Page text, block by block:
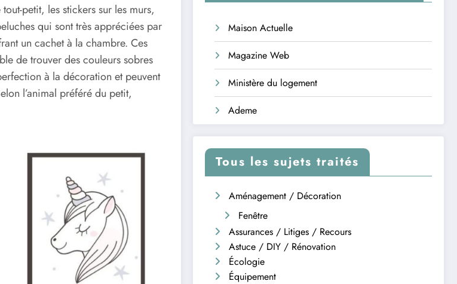
petit, les stickers sur les murs,
qui sont très appréciées par
un cachet à la chambre. Ces
de trouver des couleurs sobres
à la décoration et peuvent
l’animal préféré du petit,
Maison Actuelle
Magazine Web
Ministère du logement
Ademe
Tous les sujets traités
Aménagement / Décoration
Fenêtre
Assurances / Litiges / Recours
Astuce / DIY / Rénovation
Écologie
Équipement